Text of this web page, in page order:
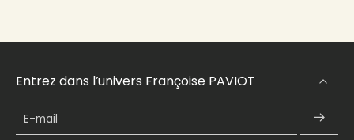
Entrez dans l’univers Françoise PAVIOT
E-mail